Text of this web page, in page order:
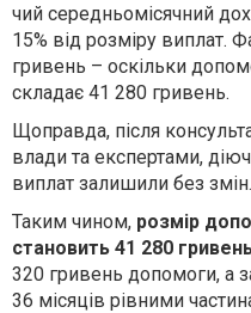
чий середньомісячний
15% від розміру виплат.
гривень – оскільки
складає 41 280 гривень.
Щоправда, після
влади та експертами,
виплат залишили без змін.
Таким чином, розмір
становить 41 280
320 гривень допомоги, а
36 місяців рівними